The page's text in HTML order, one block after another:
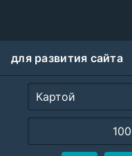
для развития сайта